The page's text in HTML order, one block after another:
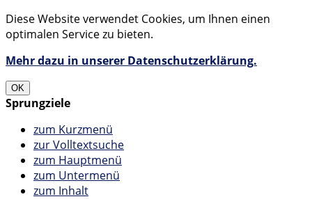
Diese Website verwendet Cookies, um Ihnen einen
optimalen Service zu bieten.
Mehr dazu in unserer Datenschutzerklärung.
OK
Sprungziele
zum Kurzmenü
zur Volltextsuche
zum Hauptmenü
zum Untermenü
zum Inhalt